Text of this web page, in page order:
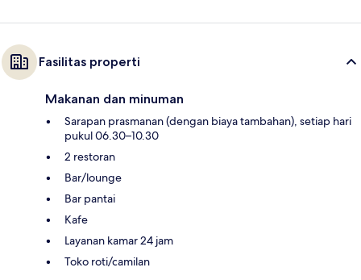
Fasilitas properti
Makanan dan minuman
Sarapan prasmanan (dengan biaya tambahan), setiap hari
pukul 06.30–10.30
2 restoran
Bar/lounge
Bar pantai
Kafe
Layanan kamar 24 jam
Toko roti/camilan